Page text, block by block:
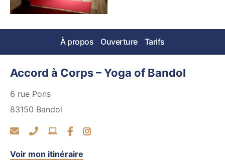
À propos Ouverture Tarifs
Accord à Corps – Yoga of Bandol
6 rue Pons
83150 Bandol
Voir mon itinéraire